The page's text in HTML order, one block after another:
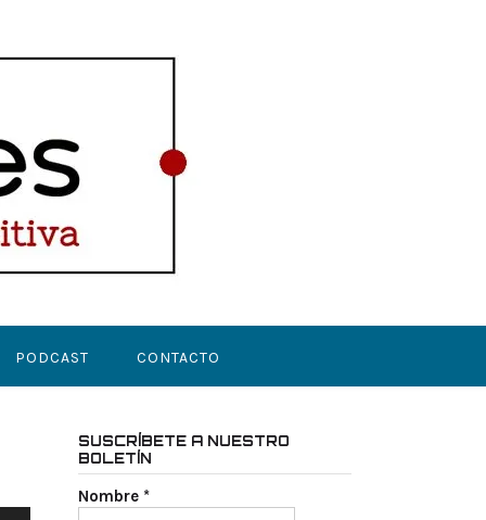
PODCAST CONTACTO
SUSCRÍBETE A NUESTRO
BOLETÍN
Nombre *